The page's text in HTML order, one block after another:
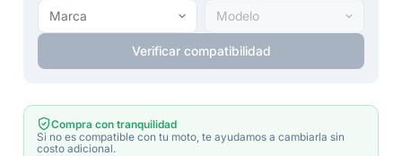
Verificar compatibilidad
Compra con tranquilidad
Si no es compatible con tu moto, te ayudamos a cambiarla sin
costo adicional.